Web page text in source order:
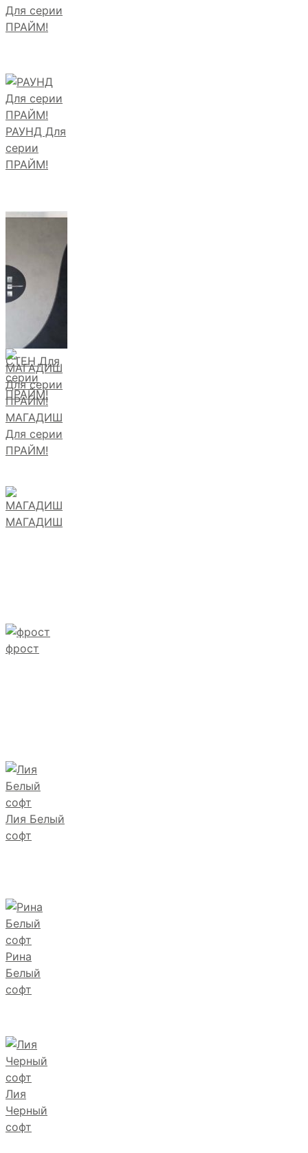
Для серии
ПРАЙМ!
РАУНД Для
серии
ПРАЙМ!
СТЕН Для
серии
ПРАЙМ!
МАГАДИШ
Для серии
ПРАЙМ!
МАГАДИШ
фрост
Лия Белый
софт
Рина
Белый
софт
Лия
Черный
софт